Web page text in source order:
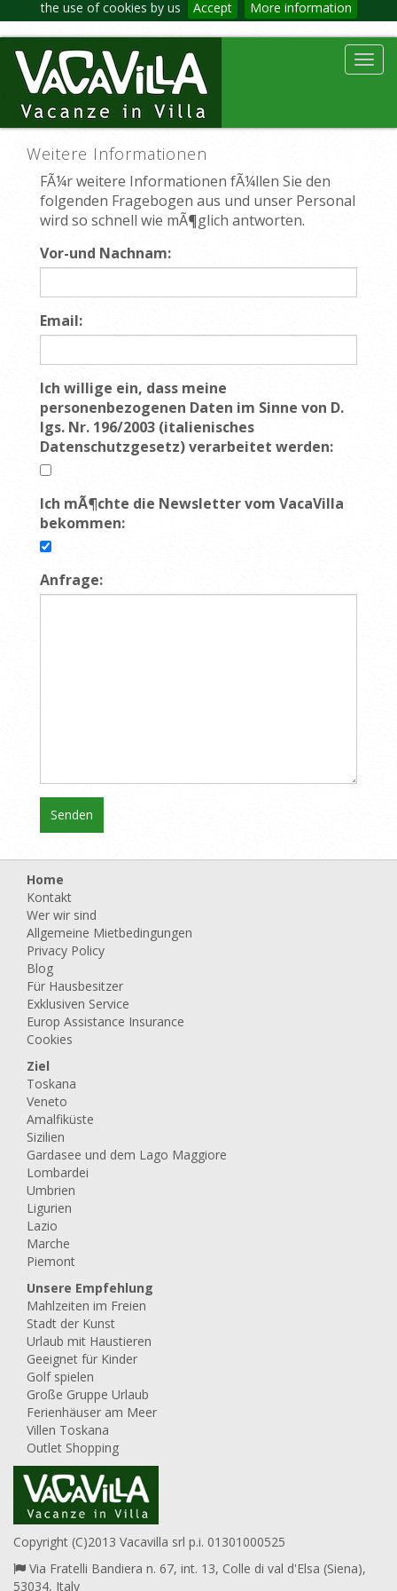
the use of cookies by us Accept More information
Weitere Informationen
FÃ¼r weitere Informationen fÃ¼llen Sie den
folgenden Fragebogen aus und unser Personal
wird so schnell wie mÃ¶glich antworten.
Vor-und Nachnam:
Email:
Ich willige ein, dass meine
personenbezogenen Daten im Sinne von D.
lgs. Nr. 196/2003 (italienisches
Datenschutzgesetz) verarbeitet werden:
Ich mÃ¶chte die Newsletter vom VacaVilla
bekommen:
Anfrage:
Home
Kontakt
Wer wir sind
Allgemeine Mietbedingungen
Privacy Policy
Blog
Für Hausbesitzer
Exklusiven Service
Europ Assistance Insurance
Cookies
Ziel
Toskana
Veneto
Amalfiküste
Sizilien
Gardasee und dem Lago Maggiore
Lombardei
Umbrien
Ligurien
Lazio
Marche
Piemont
Unsere Empfehlung
Mahlzeiten im Freien
Stadt der Kunst
Urlaub mit Haustieren
Geeignet für Kinder
Golf spielen
Große Gruppe Urlaub
Ferienhäuser am Meer
Villen Toskana
Outlet Shopping
Copyright (C)2013 Vacavilla srl p.i. 01301000525
Via Fratelli Bandiera n. 67, int. 13, Colle di val d'Elsa (Siena),
53034, Italy